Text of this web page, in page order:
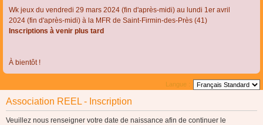
Wk jeux du vendredi 29 mars 2024 (fin d'après-midi) au lundi 1er avril
2024 (fin d'après-midi) à la MFR de Saint-Firmin-des-Près (41)
Inscriptions à venir plus tard
À bientôt !
Langue :
Association REEL - Inscription
Veuillez nous renseigner votre date de naissance afin de continuer le